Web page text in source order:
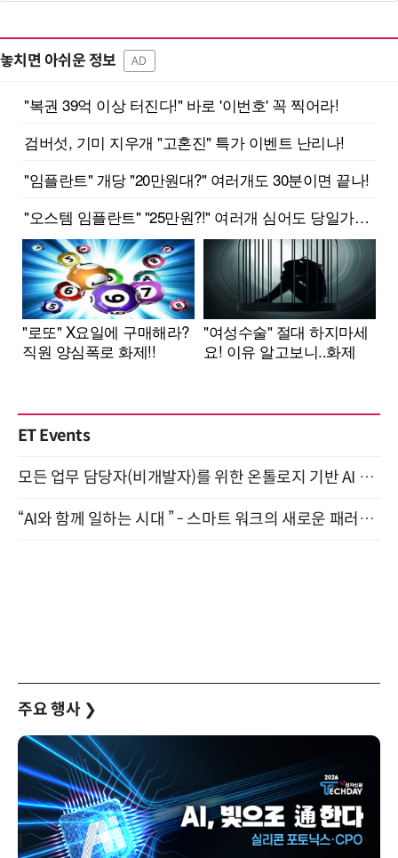
놓치면 아쉬운 정보 AD
ET Events
모든 업무 담당자(비개발자)를 위한 온톨로지 기반 AI 지식체계 설계 1-day 워크숍 8월 20일 개최
“AI와 함께 일하는 시대 ” - 스마트 워크의 새로운 패러다임 (9/11)
주요 행사 ❯